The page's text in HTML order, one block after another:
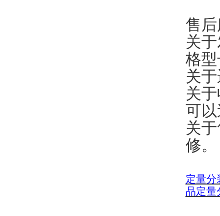
售
关
格
关
关
可
关
修。
定量分
品定量